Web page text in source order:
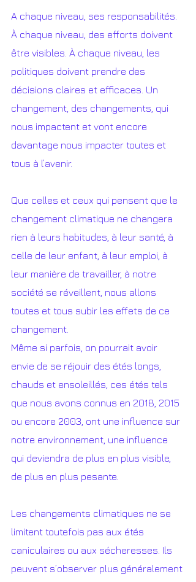
A chaque niveau, ses responsabilités.
À chaque niveau, des efforts doivent
être visibles. À chaque niveau, les
politiques doivent prendre des
décisions claires et efficaces. Un
changement, des changements, qui
nous impactent et vont encore
davantage nous impacter toutes et
tous à l’avenir.
Que celles et ceux qui pensent que le
changement climatique ne changera
rien à leurs habitudes, à leur santé, à
celle de leur enfant, à leur emploi, à
leur manière de travailler, à notre
société se réveillent, nous allons
toutes et tous subir les effets de ce
changement.
Même si parfois, on pourrait avoir
envie de se réjouir des étés longs,
chauds et ensoleillés, ces étés tels
que nous avons connus en 2018, 2015
ou encore 2003, ont une influence sur
notre environnement, une influence
qui deviendra de plus en plus visible,
de plus en plus pesante.
Les changements climatiques ne se
limitent toutefois pas aux étés
caniculaires ou aux sécheresses. Ils
peuvent s’observer plus généralement